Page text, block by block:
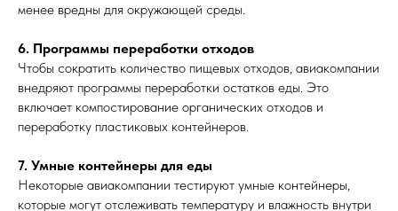
менее вредны для окружающей среды.
6. Программы переработки отходов
Чтобы сократить количество пищевых отходов, авиакомпании
внедряют программы переработки остатков еды. Это
включает компостирование органических отходов и
переработку пластиковых контейнеров.
7. Умные контейнеры для еды
Некоторые авиакомпании тестируют умные контейнеры,
которые могут отслеживать температуру и влажность внутри